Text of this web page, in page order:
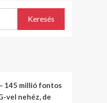
Keresés
145 millió fontos
vel nehéz, de